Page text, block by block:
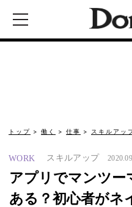
トップ 働く 仕事 スキルアッ
WORK スキルアップ
アプリでマンツー
ある？初心者がネ